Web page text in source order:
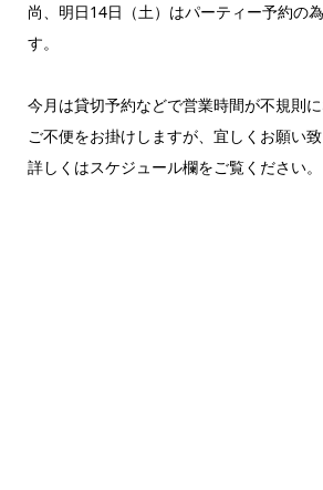
尚、明日14日（土）はパーティー予約の
す。
今月は貸切予約などで営業時間が不規則に
ご不便をお掛けしますが、宜しくお願い致
詳しくはスケジュール欄をご覧ください。